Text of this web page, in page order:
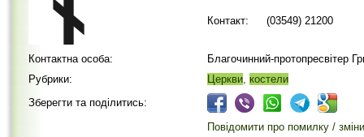
Контакт: (03549) 21200
Контактна особа:
Благочинний-протопресвітер
Рубрики:
Церкви, костели
Зберегти та поділитись:
Повідомити про помилку / зміни